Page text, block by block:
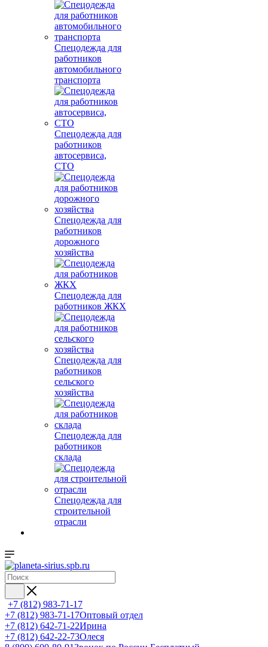
Спецодежда для
работников
автомобильного
транспорта
Спецодежда для
работников
автосервиса,
СТО
Спецодежда для
работников
дорожного
хозяйства
Спецодежда для
работников ЖКХ
Спецодежда для
работников
сельского
хозяйства
Спецодежда для
работников
склада
Спецодежда для
строительной
отрасли
+7 (812) 983-71-17
+7 (812) 983-71-17Оптовый отдел
+7 (812) 642-71-22Ирина
+7 (812) 642-22-73Олеся